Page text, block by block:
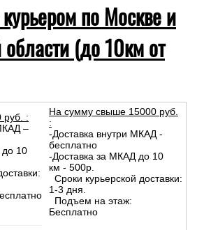
по Москве и
(до 10км от
руб. :
–
до 10
На сумму свыше 15000 руб.
:
-Доставка внутри МКАД -
бесплатно
-Доставка за МКАД до 10
км - 500р.
Сроки курьерской доставки:
1-3 дня.
Подъем на этаж:
Бесплатно